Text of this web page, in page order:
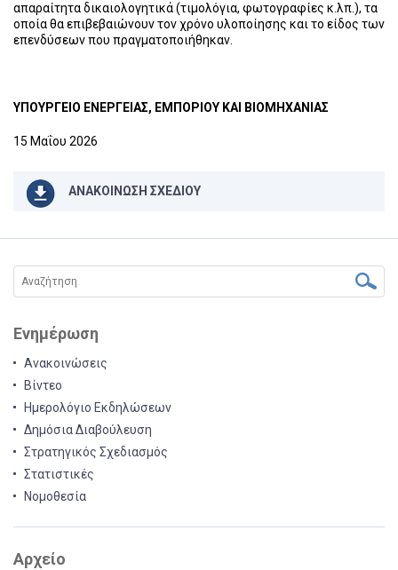
απαραίτητα δικαιολογητικά (τιμολόγια, φωτογραφίες κ.λπ.), τα
οποία θα επιβεβαιώνουν τον χρόνο υλοποίησης και το είδος των
επενδύσεων που πραγματοποιήθηκαν.
ΥΠΟΥΡΓΕΙΟ ΕΝΕΡΓΕΙΑΣ, ΕΜΠΟΡΙΟΥ ΚΑΙ ΒΙΟΜΗΧΑΝΙΑΣ
15 Μαΐου 2026
ΑΝΑΚΟΙΝΩΣΗ ΣΧΕΔΙΟΥ
Ενημέρωση
Ανακοινώσεις
Βίντεο
Ημερολόγιο Εκδηλώσεων
Δημόσια Διαβούλευση
Στρατηγικός Σχεδιασμός
Στατιστικές
Νομοθεσία
Αρχείο